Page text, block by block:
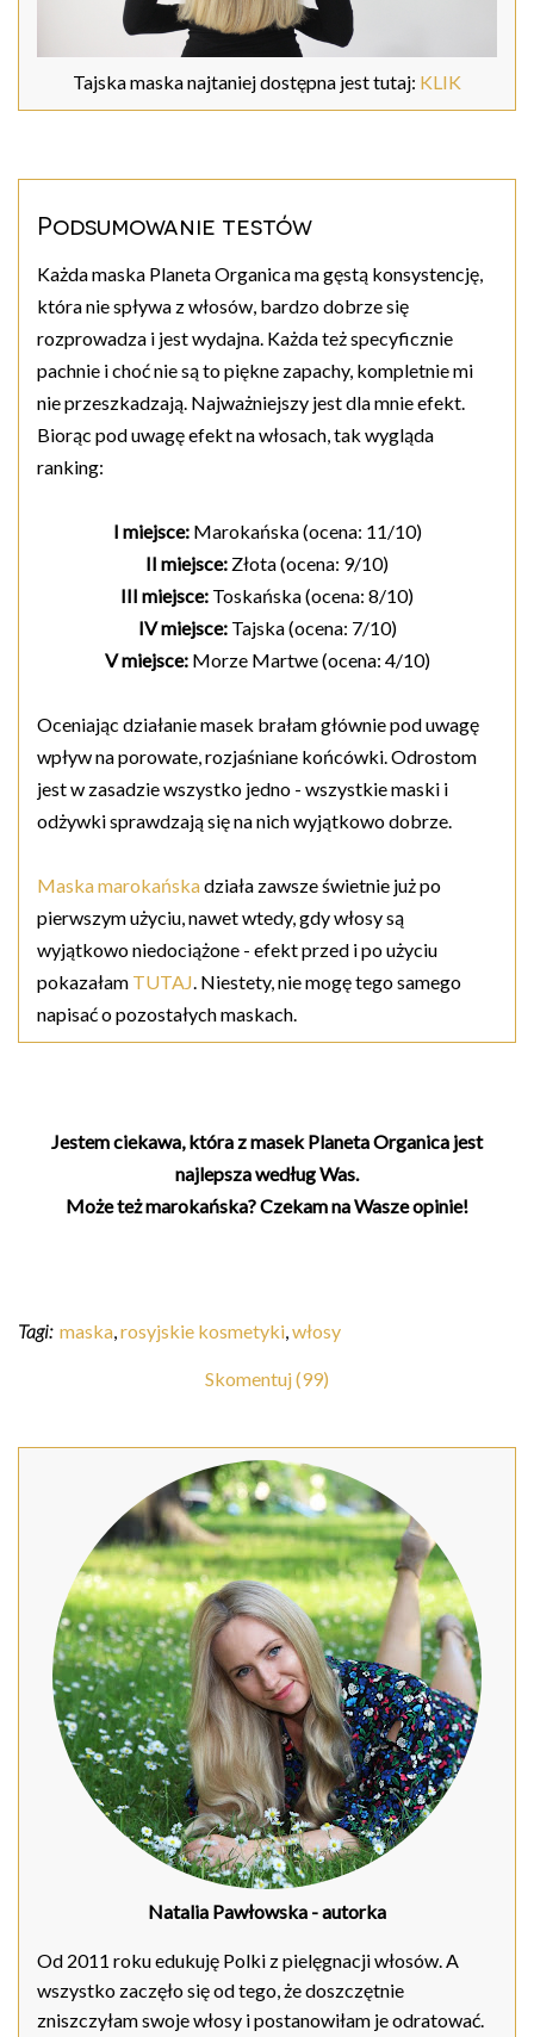
Tajska maska najtaniej dostępna jest tutaj: KLIK
Podsumowanie testów
Każda maska Planeta Organica ma gęstą konsystencję,
która nie spływa z włosów, bardzo dobrze się
rozprowadza i jest wydajna. Każda też specyficznie
pachnie i choć nie są to piękne zapachy, kompletnie mi
nie przeszkadzają. Najważniejszy jest dla mnie efekt.
Biorąc pod uwagę efekt na włosach, tak wygląda
ranking:
I miejsce: Marokańska (ocena: 11/10)
II miejsce: Złota (ocena: 9/10)
III miejsce: Toskańska (ocena: 8/10)
IV miejsce: Tajska (ocena: 7/10)
V miejsce: Morze Martwe (ocena: 4/10)
Oceniając działanie masek brałam głównie pod uwagę
wpływ na porowate, rozjaśniane końcówki. Odrostom
jest w zasadzie wszystko jedno - wszystkie maski i
odżywki sprawdzają się na nich wyjątkowo dobrze.
Maska marokańskadziała zawsze świetnie już po
pierwszym użyciu, nawet wtedy, gdy włosy są
wyjątkowo niedociążone - efekt przed i po użyciu
pokazałam TUTAJ. Niestety, nie mogę tego samego
napisać o pozostałych maskach.
Jestem ciekawa, która z masek Planeta Organica jest
najlepsza według Was.
Może też marokańska? Czekam na Wasze opinie!
Tagi: maska,rosyjskie kosmetyki,włosy
Skomentuj (99)
Natalia Pawłowska - autorka
Od 2011 roku edukuję Polki z pielęgnacji włosów. A
wszystko zaczęło się od tego, że doszczętnie
zniszczyłam swoje włosy i postanowiłam je odratować.